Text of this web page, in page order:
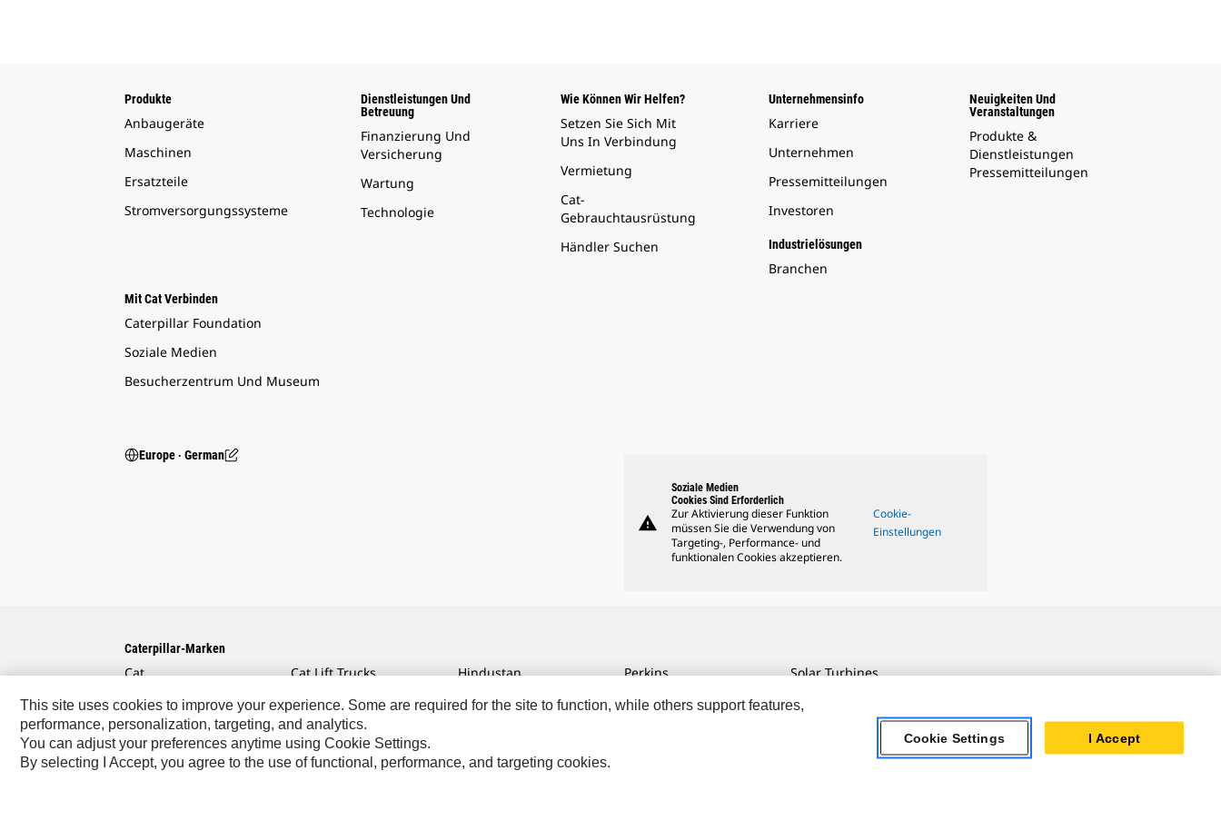
Produkte
Anbaugeräte
Maschinen
Ersatzteile
Stromversorgungssysteme
Dienstleistungen Und
Betreuung
Finanzierung Und
Versicherung
Wartung
Technologie
Wie Können Wir Helfen?
Setzen Sie Sich Mit
Uns In Verbindung
Vermietung
Cat-
Gebrauchtausrüstung
Händler Suchen
Unternehmensinfo
Karriere
Unternehmen
Pressemitteilungen
Investoren
Industrielösungen
Branchen
Neuigkeiten Und
Veranstaltungen
Produkte &
Dienstleistungen
Pressemitteilungen
Mit Cat Verbinden
Caterpillar Foundation
Soziale Medien
Besucherzentrum Und Museum
Europe ‧ German
warning
Soziale Medien
Cookies Sind Erforderlich
Zur Aktivierung dieser Funktion
müssen Sie die Verwendung von
Targeting-, Performance- und
funktionalen Cookies akzeptieren.
Cookie-
Einstellungen
Caterpillar-Marken
Cat
Cat Financial
Cat Reman
Cat Rentals
Cat Lift Trucks
Anchor
AsiaTrak
FG Wilson
Hindustan
MaK
VisionLink
Perkins
Progress Rail
Solar Turbines
SPM Oil & Gas
This site uses cookies to improve your experience. Some are required for the site to function, while others support features,
performance, personalization, targeting, and analytics.
You can adjust your preferences anytime using Cookie Settings.
By selecting I Accept, you agree to the use of functional, performance, and targeting cookies.
Cookie Settings I Accept